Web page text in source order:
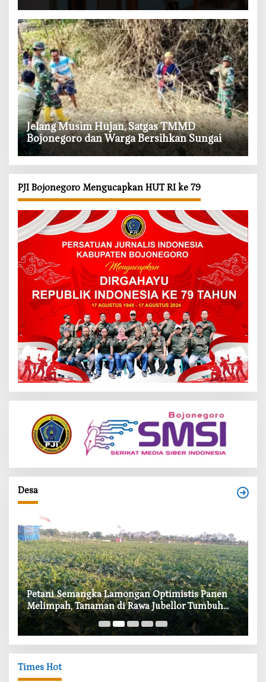
‎Jelang Musim Hujan, Satgas TMMD
Bojonegoro dan Warga Bersihkan Sungai
PJI Bojonegoro Mengucapkan HUT RI ke 79
Desa
Petani Semangka Lamongan Optimistis Panen
Melimpah, Tanaman di Rawa Jubellor Tumbuh
Subur
Times Hot